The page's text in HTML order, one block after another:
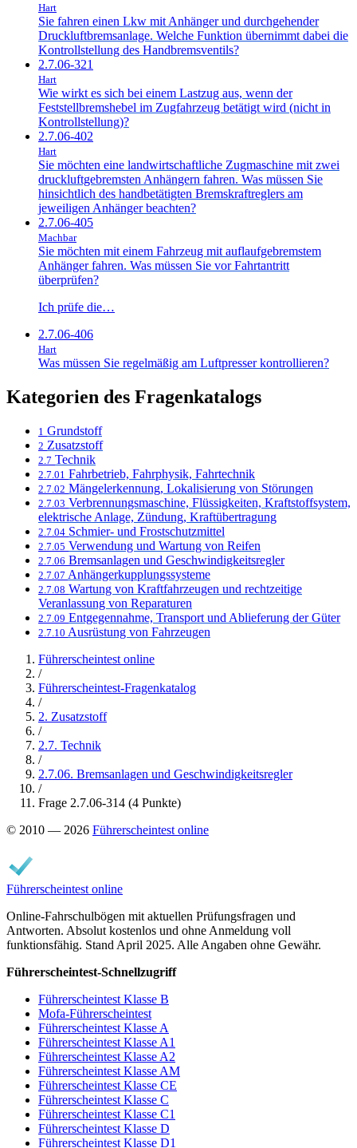
Hart
Sie fahren einen Lkw mit Anhänger und durchgehender
Druckluftbremsanlage. Welche Funktion übernimmt dabei die
Kontrollstellung des Handbremsventils?
2.7.06-321
Hart
Wie wirkt es sich bei einem Lastzug aus, wenn der
Feststellbremshebel im Zugfahrzeug betätigt wird (nicht in
Kontrollstellung)?
2.7.06-402
Hart
Sie möchten eine landwirtschaftliche Zugmaschine mit zwei
druckluftgebremsten Anhängern fahren. Was müssen Sie
hinsichtlich des handbetätigten Bremskraftreglers am
jeweiligen Anhänger beachten?
2.7.06-405
Machbar
Sie möchten mit einem Fahrzeug mit auflaufgebremstem
Anhänger fahren. Was müssen Sie vor Fahrtantritt
überprüfen?
Ich prüfe die…
2.7.06-406
Hart
Was müssen Sie regelmäßig am Luftpresser kontrollieren?
Kategorien des Fragenkatalogs
1 Grundstoff
2 Zusatzstoff
2.7 Technik
2.7.01 Fahrbetrieb, Fahrphysik, Fahrtechnik
2.7.02 Mängelerkennung, Lokalisierung von Störungen
2.7.03 Verbrennungsmaschine, Flüssigkeiten, Kraftstoffsystem,
elektrische Anlage, Zündung, Kraftübertragung
2.7.04 Schmier- und Frostschutzmittel
2.7.05 Verwendung und Wartung von Reifen
2.7.06 Bremsanlagen und Geschwindigkeitsregler
2.7.07 Anhängerkupplungssysteme
2.7.08 Wartung von Kraftfahrzeugen und rechtzeitige
Veranlassung von Reparaturen
2.7.09 Entgegennahme, Transport und Ablieferung der Güter
2.7.10 Ausrüstung von Fahrzeugen
Führerscheintest online
/
Führerscheintest-Fragenkatalog
/
2. Zusatzstoff
/
2.7. Technik
/
2.7.06. Bremsanlagen und Geschwindigkeitsregler
/
Frage 2.7.06-314 (4 Punkte)
© 2010 — 2026 Führerscheintest online
Führerscheintest online
Online-Fahrschulbögen mit aktuellen Prüfungsfragen und
Antworten. Absolut kostenlos und ohne Anmeldung voll
funktionsfähig. Stand April 2025. Alle Angaben ohne Gewähr.
Führerscheintest-Schnellzugriff
Führerscheintest Klasse B
Mofa-Führerscheintest
Führerscheintest Klasse A
Führerscheintest Klasse A1
Führerscheintest Klasse A2
Führerscheintest Klasse AM
Führerscheintest Klasse CE
Führerscheintest Klasse C
Führerscheintest Klasse C1
Führerscheintest Klasse D
Führerscheintest Klasse D1